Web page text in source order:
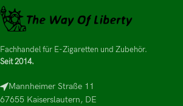
Fachhandel für E-Zigaretten und Zubehör.
Seit 2014.
Mannheimer Straße 11
67655 Kaiserslautern, DE